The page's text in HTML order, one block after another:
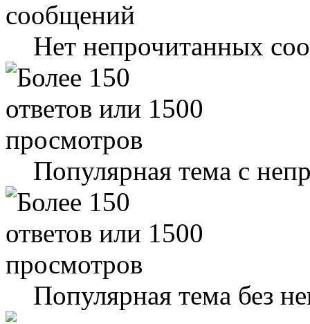
Нет непрочитанных
Популярная тема с
Популярная тема без